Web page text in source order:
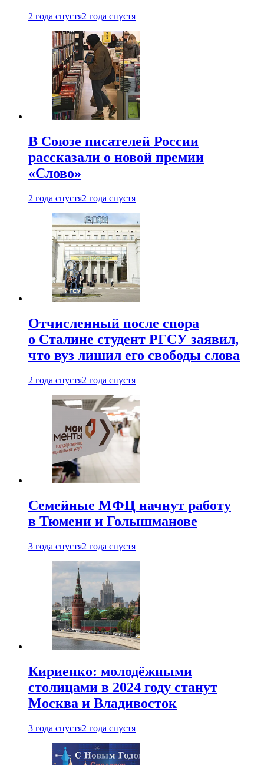
2 года спустя2 года спустя
В Союзе писателей России
рассказали о новой премии
«Слово»
2 года спустя2 года спустя
Отчисленный после спора
о Сталине студент РГСУ заявил,
что вуз лишил его свободы слова
2 года спустя2 года спустя
Семейные МФЦ начнут работу
в Тюмени и Голышманове
3 года спустя2 года спустя
Кириенко: молодёжными
столицами в 2024 году станут
Москва и Владивосток
3 года спустя2 года спустя